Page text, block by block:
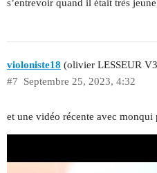
s’entrevoir quand il était très
violoniste18 (olivier LESSEUR
Septembre 25, 2023, 4:32
#7
et une vidéo récente avec monqui